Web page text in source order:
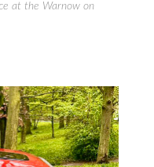
at the Warnow on